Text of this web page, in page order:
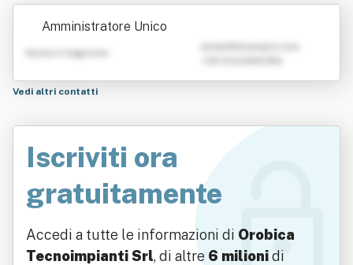
l
Amministratore Unico
Nome e Cognome
Vedi altri contatti
Iscriviti ora
gratuitamente
Accedi a tutte le informazioni di Orobica
Tecnoimpianti Srl, di altre 6 milionidi